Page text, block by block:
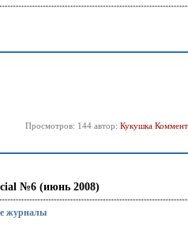
Просмотров: 144 автор: Кукушка
№6 (июнь 2008)
журналы